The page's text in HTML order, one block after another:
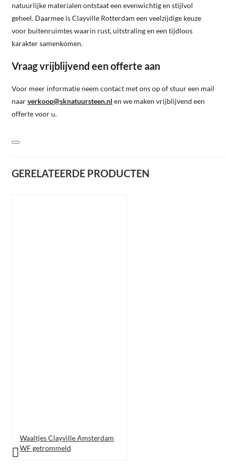
natuurlijke materialen ontstaat een evenwichtig en stijlvol
geheel. Daarmee is Clayville Rotterdam een veelzijdige keuze
voor buitenruimtes waarin rust, uitstraling en een tijdloos
karakter samenkomen.
Vraag vrijblijvend een offerte aan
Voor meer informatie neem contact met ons op of stuur een mail
naarverkoop@sknatuursteen.nl en we maken vrijblijvend een
offerte voor u.
GERELATEERDE PRODUCTEN
Waaltjes Clayville Amsterdam
WF getrommeld